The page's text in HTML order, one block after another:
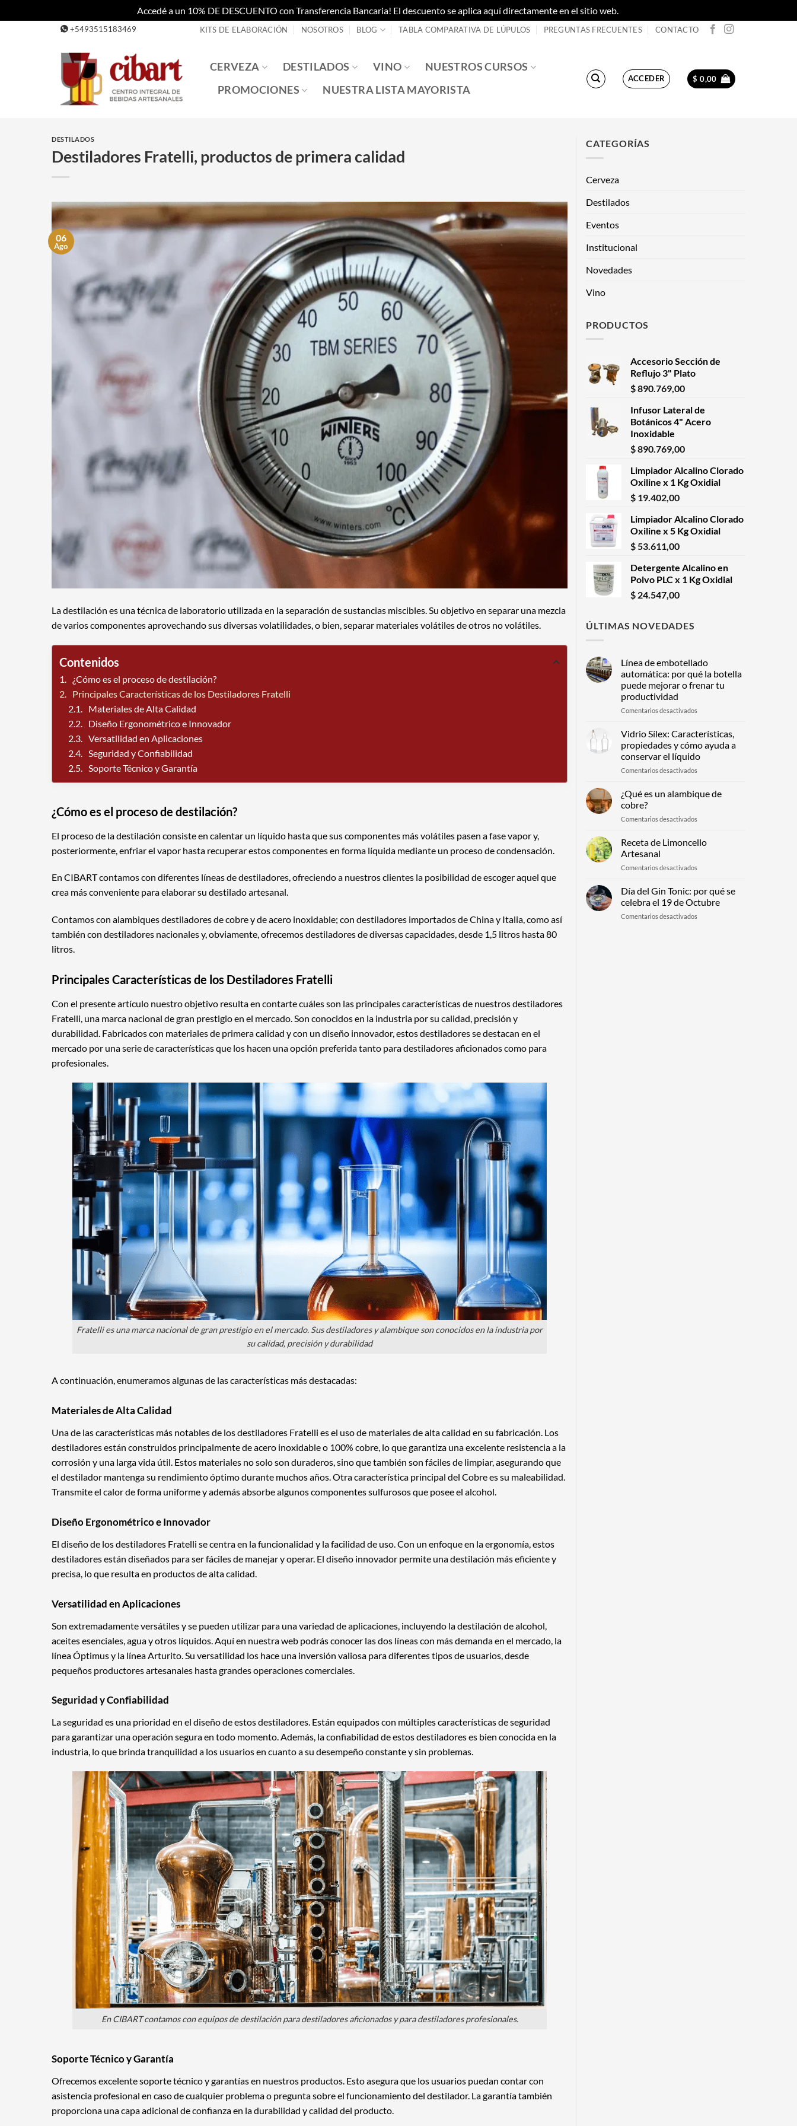
Accedé a un 10% DE DESCUENTO con Transferencia Bancaria! El descuento se aplica aquí directamente en el sitio web.
+5493515183469 KITS DE ELABORACIÓN NOSOTROS BLOG TABLA COMPARATIVA DE LÚPULOS PREGUNTAS FRECUENTES CONTACTO
CERVEZA DESTILADOS VINO
NUESTROS CURSOS
PROMOCIONES
NUESTRA LISTA MAYORISTA
ACCEDER $ 0,00
DESTILADOS
Destiladores Fratelli, productos de primera calidad
06
Ago
La destilación es una técnica de laboratorio utilizada en la separación de sustancias miscibles. Su objetivo en separar una mezcla
de varios componentes aprovechando sus diversas volatilidades, o bien, separar materiales volátiles de otros no volátiles.
Contenidos
¿Cómo es el proceso de destilación?
Principales Características de los Destiladores Fratelli
Materiales de Alta Calidad
Diseño Ergonométrico e Innovador
Versatilidad en Aplicaciones
Seguridad y Confiabilidad
Soporte Técnico y Garantía
¿Cómo es el proceso de destilación?
El proceso de la destilación consiste en calentar un líquido hasta que sus componentes más volátiles pasen a fase vapor y,
posteriormente, enfriar el vapor hasta recuperar estos componentes en forma líquida mediante un proceso de condensación.
En CIBART contamos con diferentes líneas de destiladores, ofreciendo a nuestros clientes la posibilidad de escoger aquel que
crea más conveniente para elaborar su destilado artesanal.
Contamos con alambiques destiladores de cobre y de acero inoxidable; con destiladores importados de China y Italia, como así
también con destiladores nacionales y, obviamente, ofrecemos destiladores de diversas capacidades, desde 1,5 litros hasta 80
litros.
Principales Características de los Destiladores Fratelli
Con el presente artículo nuestro objetivo resulta en contarte cuáles son las principales características de nuestros destiladores
Fratelli, una marca nacional de gran prestigio en el mercado. Son conocidos en la industria por su calidad, precisión y
durabilidad. Fabricados con materiales de primera calidad y con un diseño innovador, estos destiladores se destacan en el
mercado por una serie de características que los hacen una opción preferida tanto para destiladores aficionados como para
profesionales.
Fratelli es una marca nacional de gran prestigio en el mercado. Sus destiladores y alambique son conocidos en la industria por
su calidad, precisión y durabilidad
A continuación, enumeramos algunas de las características más destacadas:
Materiales de Alta Calidad
Una de las características más notables de los destiladores Fratelli es el uso de materiales de alta calidad en su fabricación. Los
destiladores están construidos principalmente de acero inoxidable o 100% cobre, lo que garantiza una excelente resistencia a la
corrosión y una larga vida útil. Estos materiales no solo son duraderos, sino que también son fáciles de limpiar, asegurando que
el destilador mantenga su rendimiento óptimo durante muchos años. Otra característica principal del Cobre es su maleabilidad.
Transmite el calor de forma uniforme y además absorbe algunos componentes sulfurosos que posee el alcohol.
Diseño Ergonométrico e Innovador
El diseño de los destiladores Fratelli se centra en la funcionalidad y la facilidad de uso. Con un enfoque en la ergonomía, estos
destiladores están diseñados para ser fáciles de manejar y operar. El diseño innovador permite una destilación más eficiente y
precisa, lo que resulta en productos de alta calidad.
Versatilidad en Aplicaciones
Son extremadamente versátiles y se pueden utilizar para una variedad de aplicaciones, incluyendo la destilación de alcohol,
aceites esenciales, agua y otros líquidos. Aquí en nuestra web podrás conocer las dos líneas con más demanda en el mercado, la
línea Óptimus y la línea Arturito. Su versatilidad los hace una inversión valiosa para diferentes tipos de usuarios, desde
pequeños productores artesanales hasta grandes operaciones comerciales.
Seguridad y Confiabilidad
La seguridad es una prioridad en el diseño de estos destiladores. Están equipados con múltiples características de seguridad
para garantizar una operación segura en todo momento. Además, la confiabilidad de estos destiladores es bien conocida en la
industria, lo que brinda tranquilidad a los usuarios en cuanto a su desempeño constante y sin problemas.
En CIBART contamos con equipos de destilación para destiladores aficionados y para destiladores profesionales.
Soporte Técnico y Garantía
Ofrecemos excelente soporte técnico y garantías en nuestros productos. Esto asegura que los usuarios puedan contar con
asistencia profesional en caso de cualquier problema o pregunta sobre el funcionamiento del destilador. La garantía también
proporciona una capa adicional de confianza en la durabilidad y calidad del producto.
CATEGORÍAS
Cerveza
Destilados
Eventos
Institucional
Novedades
Vino
PRODUCTOS
Accesorio Sección de
Reflujo 3" Plato
$890.769,00
Infusor Lateral de
Botánicos 4" Acero
Inoxidable
$890.769,00
Limpiador Alcalino Clorado
Oxiline x 1 Kg Oxidial
$ 19.402,00
Limpiador Alcalino Clorado
Oxiline x 5 Kg Oxidial
$53.611,00
Detergente Alcalino en
Polvo PLC x 1 Kg Oxidial
$ 24.547,00
ÚLTIMAS NOVEDADES
Línea de embotellado
automática: por qué la botella
puede mejorar o frenar tu
productividad
Comentarios desactivados
embotellado
automática:
por
qué
botella
puede
o
tu
Vidrio Sílex: Características,
propiedades y cómo ayuda a
conservar el líquido
Comentarios desactivados
Características,
y
ayuda
el
¿Qué es un alambique de
cobre?
Comentarios desactivados
es
un
de
Receta de Limoncello
Artesanal
Comentarios desactivados
Limoncello
Artesanal
Día del Gin Tonic: por qué se
celebra el 19 de Octubre
Comentarios desactivados